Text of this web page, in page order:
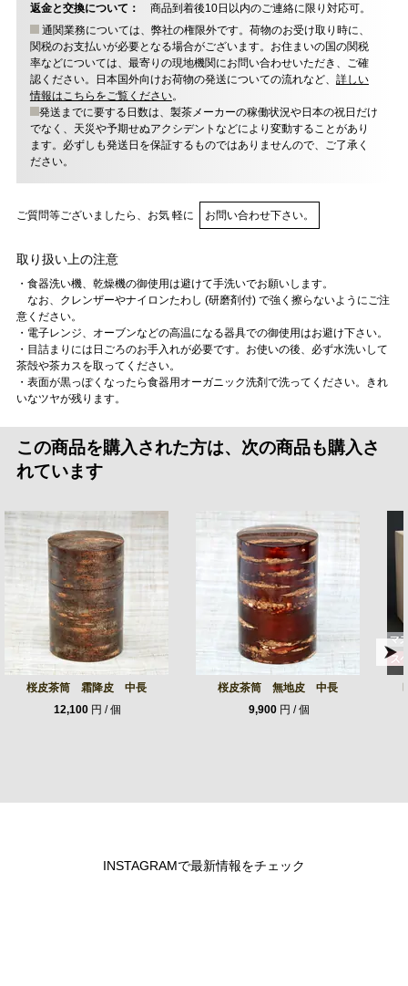
返金と交換について：
商品到着後10日以内のご連絡に限り対応可。
通関業務については、弊社の権限外です。荷物のお受け取り時に、
関税のお支払いが必要となる場合がございます。お住まいの国の関税
率などについては、最寄りの現地機関にお問い合わせいただき、ご確
認ください。日本国外向けお荷物の発送についての流れなど、 詳しい
情報はこちらをご覧ください。
発送までに要する日数は、製茶メーカーの稼働状況や日本の祝日だけ
でなく、天災や予期せぬアクシデントなどにより変動することがあり
ます。必ずしも発送日を保証するものではありませんので、ご了承く
ださい。
ご質問等ございましたら、お気 軽に お問い合わせ下さい。
取り扱い上の注意
・食器洗い機、乾燥機の御使用は避けて手洗いでお願いします。
なお、クレンザーやナイロンたわし (研磨剤付) で強く擦らないようにご注
意ください。
・電子レンジ、オーブンなどの高温になる器具での御使用はお避け下さい。
・目詰まりには日ごろのお手入れが必要です。お使いの後、必ず水洗いして
茶殻や茶カスを取ってください。
・表面が黒っぽくなったら食器用オーガニック洗剤で洗ってください。きれ
いなツヤが残ります。
この商品を購入された方は、次の商品も購入さ
れています
桜皮茶筒 霜降皮 中長
12,100 円 / 個
桜皮茶筒 無地皮 中長
9,900円 / 個
INSTAGRAMで最新情報をチェック